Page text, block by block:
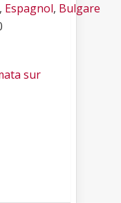
, Espagnol, Bulgare
sur